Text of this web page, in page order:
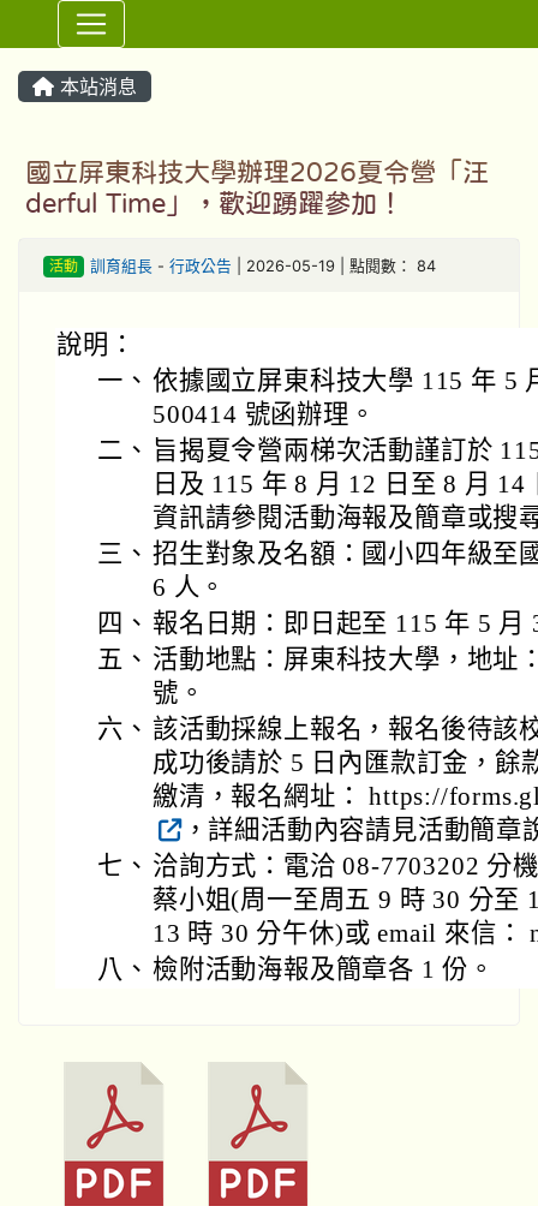
⏸
本站消息
國立屏東科技大學辦理2026夏令營「汪
derful Time」，歡迎踴躍參加！
活動 訓育組長- 行政公告 | 2026-05-19 | 點閱數： 84
說明：
一、 依據國立屏東科技大學 115 年 5
500414 號函辦理。
二、 旨揭夏令營兩梯次活動謹訂於
日及 115 年 8 月 12 日至 8 月
資訊請參閱活動海報及簡章或搜
三、 招生對象及名額：國小四年級至
6 人。
四、 報名日期：即日起至 115 年 5 月
五、 活動地點：屏東科技大學，地址
號。
六、 該活動採線上報名，報名後待該
成功後請於 5 日內匯款訂金，餘
繳清，報名網址： https://
，詳細活動內容請見活動簡章
七、 洽詢方式：電洽 08-7703202 分
蔡小姐(周一至周五 9 時 30 分至
13 時 30 分午休)或 email 來信：
八、 檢附活動海報及簡章各 1 份。